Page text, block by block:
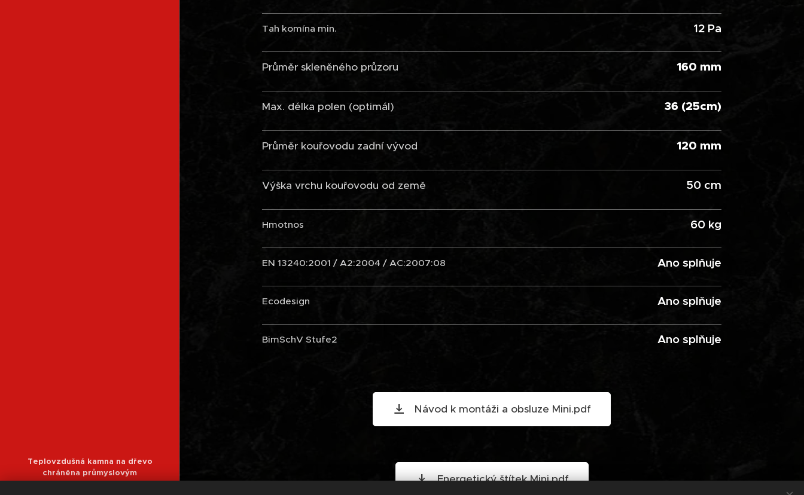
Tah komína min. 12 Pa
Průměr skleněného průzoru 160 mm
Max. délka polen (optimál) 36 (25cm)
Průměr kouřovodu zadní vývod 120 mm
Výška vrchu kouřovodu od země 50 cm
Hmotnos 60 kg
EN 13240:2001 / A2:2004 / AC:2007:08 Ano splňuje
Ecodesign Ano splňuje
BimSchV Stufe2 Ano splňuje
Návod k montáži a obsluze Mini.pdf
Energetický štítek Mini.pdf
Teplovzdušná kamna na dřevo
chráněna průmyslovým
vlastnictvím